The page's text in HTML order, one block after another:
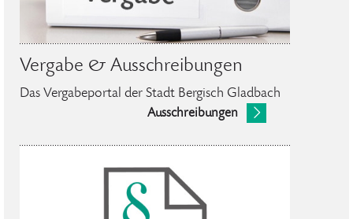
Vergabe & Ausschreibungen
Das Vergabeportal der Stadt Bergisch Gladbach
Ausschreibungen